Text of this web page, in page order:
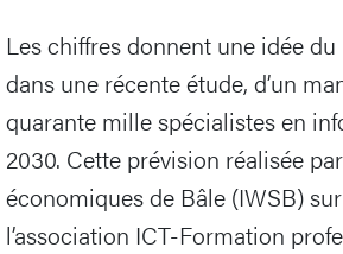
Les chiffres donnent une idée
dans une récente étude, d’un
quarante mille spécialistes en
2030. Cette prévision réalisée
économiques de Bâle (IWSB)
l’association ICT-Formation